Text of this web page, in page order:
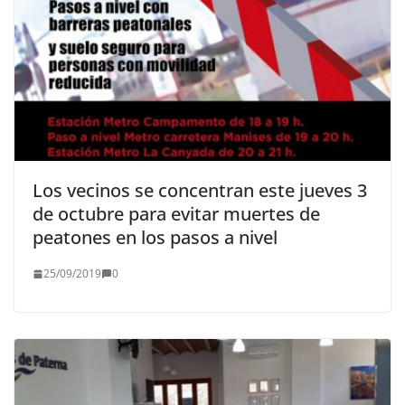
Los vecinos se concentran este jueves 3
de octubre para evitar muertes de
peatones en los pasos a nivel
25/09/2019 0